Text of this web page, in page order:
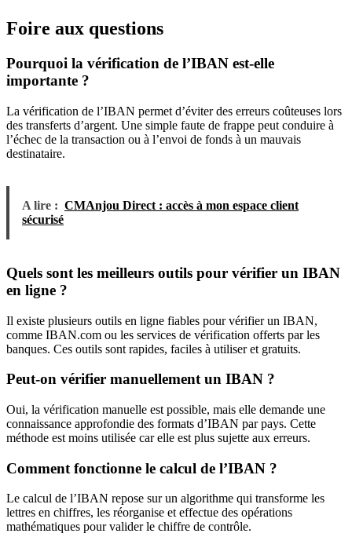
Foire aux questions
Pourquoi la vérification de l’IBAN est-elle
importante ?
La vérification de l’IBAN permet d’éviter des erreurs coûteuses lors
des transferts d’argent. Une simple faute de frappe peut conduire à
l’échec de la transaction ou à l’envoi de fonds à un mauvais
destinataire.
A lire : CMAnjou Direct : accès à mon espace client
sécurisé
Quels sont les meilleurs outils pour vérifier un IBAN
en ligne ?
Il existe plusieurs outils en ligne fiables pour vérifier un IBAN,
comme IBAN.com ou les services de vérification offerts par les
banques. Ces outils sont rapides, faciles à utiliser et gratuits.
Peut-on vérifier manuellement un IBAN ?
Oui, la vérification manuelle est possible, mais elle demande une
connaissance approfondie des formats d’IBAN par pays. Cette
méthode est moins utilisée car elle est plus sujette aux erreurs.
Comment fonctionne le calcul de l’IBAN ?
Le calcul de l’IBAN repose sur un algorithme qui transforme les
lettres en chiffres, les réorganise et effectue des opérations
mathématiques pour valider le chiffre de contrôle.